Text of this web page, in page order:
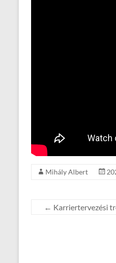
Mihály Albert
← Karriertervezési